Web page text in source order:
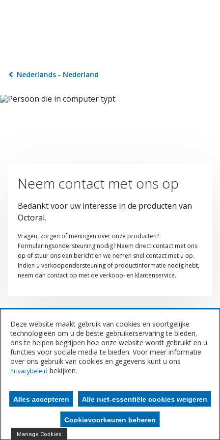
Nederlands - Nederland
Neem contact met ons op
Bedankt voor uw interesse in de producten van
Octoral.
Vragen, zorgen of meningen over onze producten?
Formuleringsondersteuning nodig? Neem direct contact met ons
op of stuur ons een bericht en we nemen snel contact met u op.
Indien u verkoopondersteuning of productinformatie nodig hebt,
neem dan contact op met de verkoop- en klantenservice.
Kleurondersteuning. Altijd, overal
Het Colour Support Form (CSF) is een snelle service voor onze partners
om online vragen te stellen aan onze kleurexperts. Octoral heeft
vestigingen over de hele wereld zodat ze snel kunnen worden
beantwoord. Dit geeft autospuiters de snelheid en flexibiliteit die ze
Hier inloggen
Deze website maakt gebruik van cookies en soortgelijke
technologieën om u de beste gebruikerservaring te bieden,
ons te helpen begrijpen hoe onze website wordt gebruikt en u
functies voor sociale media te bieden. Voor meer informatie
over ons gebruik van cookies en gegevens kunt u ons
Privacybeleid bekijken.
Alles accepteren Alle niet-essentiële cookies weigeren
Cookievoorkeuren beheren
Manage Cookies